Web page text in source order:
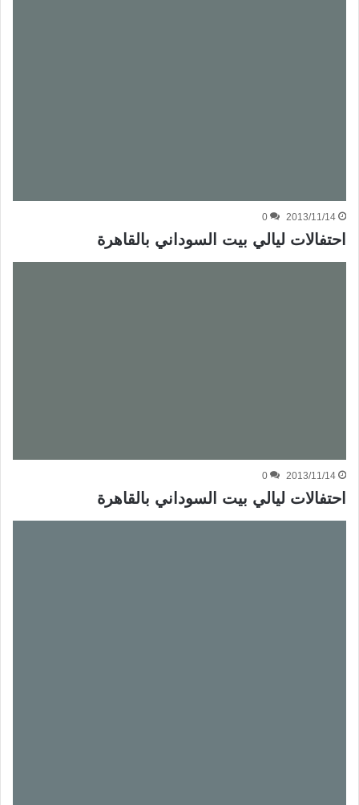
2013/11/14
0
احتفالات ليالي بيت السوداني بالقاهرة
2013/11/14
0
احتفالات ليالي بيت السوداني بالقاهرة